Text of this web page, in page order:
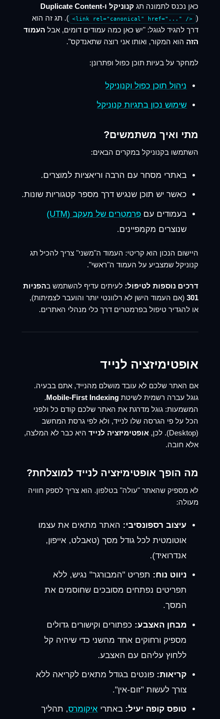
כאן נכנס לתמונה תג קנוניקל ו-Duplicate Content
( <link rel="canonical" href="..." />
). תג זה הוא
דרך להגיד לגוגל: "יש כאן כמה עמודים דומים, אבל העמוד
הזה הוא המקור, ואותו אני רוצה שתאנדקס".
למחקר על בעיות תוכן כפול ופתרונן:
ניהול תוכן כפול וקנוניקל
שימוש נכון בתגיות קנוניקל
מתי ואיך משתמשים?
השתמשו בקנוניקל במקרים הבאים:
באתרי מסחר עם הרבה וריאציות למוצרים.
כאשר יש תוכן שנגיש דרך מספר קטגוריות שונות.
בעמודים עם פרמטרים של מעקב (UTM)
שנוצרים מקמפיינים.
היישום הנכון הוא קריטי: העמוד ה"משני" צריך להכיל תג
קנוניקל שמצביע על העמוד ה"ראשי".
דרכים נוספות לטיפול: לעיתים עדיף להשתמש בהפניות
301 (אם העמוד הישן לא רלוונטי יותר והועבר לצמיתות),
או להגדיר טיפול בפרמטרים דרך כלי מנהלי האתרים.
אופטימיזציה לנייד
אם האתר שלכם לא עובד מושלם מהנייד, אתם בבעיה.
גוגל עברה רשמית לשיטת Mobile-First Indexing
.
המשמעות: גוגל מדרגת את האתר שלכם קודם כל ולפני
הכל על פי הגרסה שלו לנייד, ולא לפי גרסת המחשב
(Desktop). לכן,
אופטימיזציה לנייד היא כבר לא המלצה,
אלא חובה.
מה הופך אופטימיזציה לנייד למוצלחת?
לא מספיק שהאתר "עולה" בטלפון. הוא צריך לספק חוויה
מעולה:
עיצוב רספונסיבי: האתר מתאים את עצמו
אוטומטית לכל גודל מסך (טאבלט, אייפון,
אנדרואיד).
ניווט נוח: תפריט "המבורגר" נגיש, ללא
תפריטים נפתחים מסובכים שחוסמים את
המסך.
מבחן האצבע: כפתורים וקישורים גדולים
מספיק ורחוקים אחד מהשני כדי שיהיה קל
ללחוץ עליהם עם האצבע.
קריאות: פונטים בגודל מתאים לקריאה ללא
צורך לעשות "זום-אין".
טופס קופה יעיל: באתרי איקומרס, תהליך